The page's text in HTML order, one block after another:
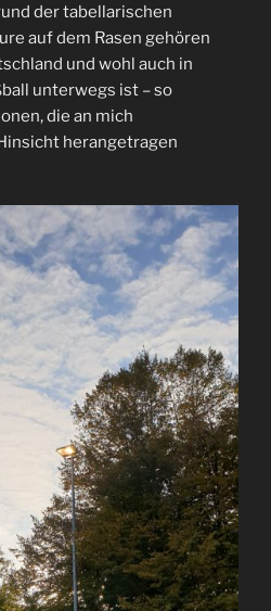
der tabellarischen
auf dem Rasen gehören
und wohl auch in
unterwegs ist – so
die an mich
herangetragen